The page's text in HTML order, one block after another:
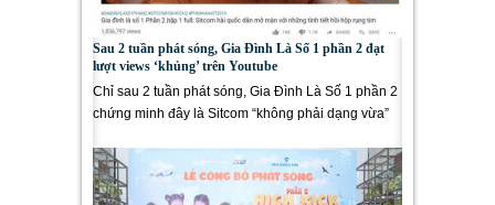
Sau 2 tuần phát sóng, Gia Đình Là Số 1 phần 2 đạt
lượt views ‘khủng’ trên Youtube
Chỉ sau 2 tuần phát sóng, Gia Đình Là Số 1 phần 2
chứng minh đây là Sitcom “không phải dạng vừa”